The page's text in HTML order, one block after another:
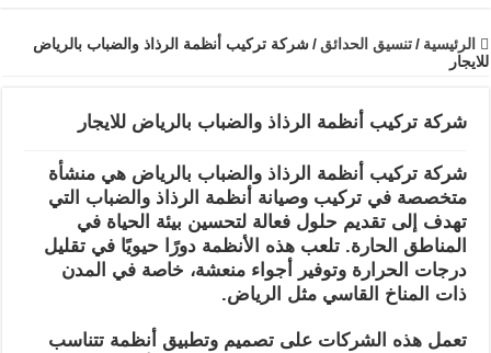
الرئيسية / تنسيق الحدائق / شركة تركيب أنظمة الرذاذ والضباب بالرياض
للايجار
شركة تركيب أنظمة الرذاذ والضباب بالرياض للايجار
شركة تركيب أنظمة الرذاذ والضباب بالرياض هي منشأة
متخصصة في تركيب وصيانة أنظمة الرذاذ والضباب التي
تهدف إلى تقديم حلول فعالة لتحسين بيئة الحياة في
المناطق الحارة. تلعب هذه الأنظمة دورًا حيويًا في تقليل
درجات الحرارة وتوفير أجواء منعشة، خاصة في المدن
ذات المناخ القاسي مثل الرياض.
تعمل هذه الشركات على تصميم وتطبيق أنظمة تتناسب